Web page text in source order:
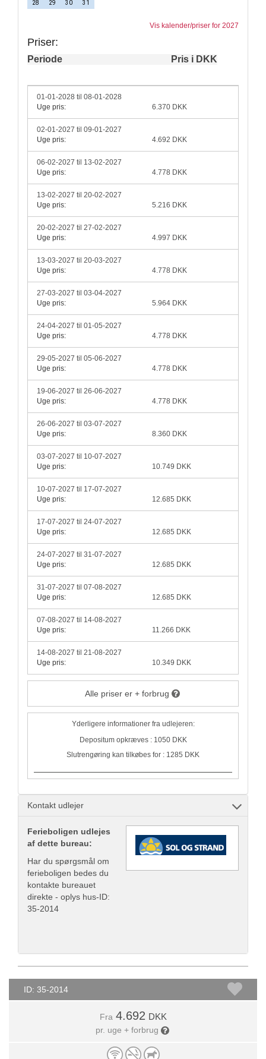
28 29 30 31
Vis kalender/priser for 2027
Priser:
Periode Pris i DKK
01-01-2028 til 08-01-2028
Uge pris:
6.370 DKK
02-01-2027 til 09-01-2027
Uge pris:
4.692 DKK
06-02-2027 til 13-02-2027
Uge pris:
4.778 DKK
13-02-2027 til 20-02-2027
Uge pris:
5.216 DKK
20-02-2027 til 27-02-2027
Uge pris:
4.997 DKK
13-03-2027 til 20-03-2027
Uge pris:
4.778 DKK
27-03-2027 til 03-04-2027
Uge pris:
5.964 DKK
24-04-2027 til 01-05-2027
Uge pris:
4.778 DKK
29-05-2027 til 05-06-2027
Uge pris:
4.778 DKK
19-06-2027 til 26-06-2027
Uge pris:
4.778 DKK
26-06-2027 til 03-07-2027
Uge pris:
8.360 DKK
03-07-2027 til 10-07-2027
Uge pris:
10.749 DKK
10-07-2027 til 17-07-2027
Uge pris:
12.685 DKK
17-07-2027 til 24-07-2027
Uge pris:
12.685 DKK
24-07-2027 til 31-07-2027
Uge pris:
12.685 DKK
31-07-2027 til 07-08-2027
Uge pris:
12.685 DKK
07-08-2027 til 14-08-2027
Uge pris:
11.266 DKK
14-08-2027 til 21-08-2027
Uge pris:
10.349 DKK
Alle priser er + forbrug
Yderligere informationer fra udlejeren:
Depositum opkræves : 1050 DKK
Slutrengøring kan tilkøbes for : 1285 DKK
Kontakt udlejer
Ferieboligen udlejes
af dette bureau:
Har du spørgsmål om
ferieboligen bedes du
kontakte bureauet
direkte - oplys hus-ID:
35-2014
ID: 35-2014
Fra 4.692 DKK
pr. uge + forbrug